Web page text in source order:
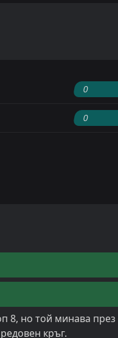
0
0
8, но той минава
кръг.